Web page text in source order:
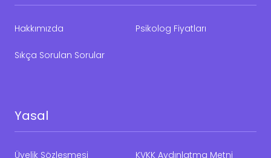
Hakkımızda Psikolog Fiyatları
Sıkça Sorulan Sorular
Yasal
Üyelik Sözleşmesi KVKK Aydınlatma Metni